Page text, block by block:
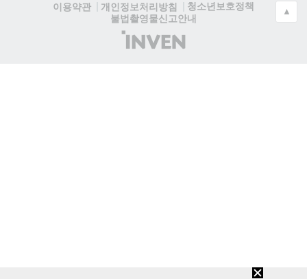
이용약관
개인정보처리방침
청소년보호정책
불법촬영물신고안내
(주)
인
▲